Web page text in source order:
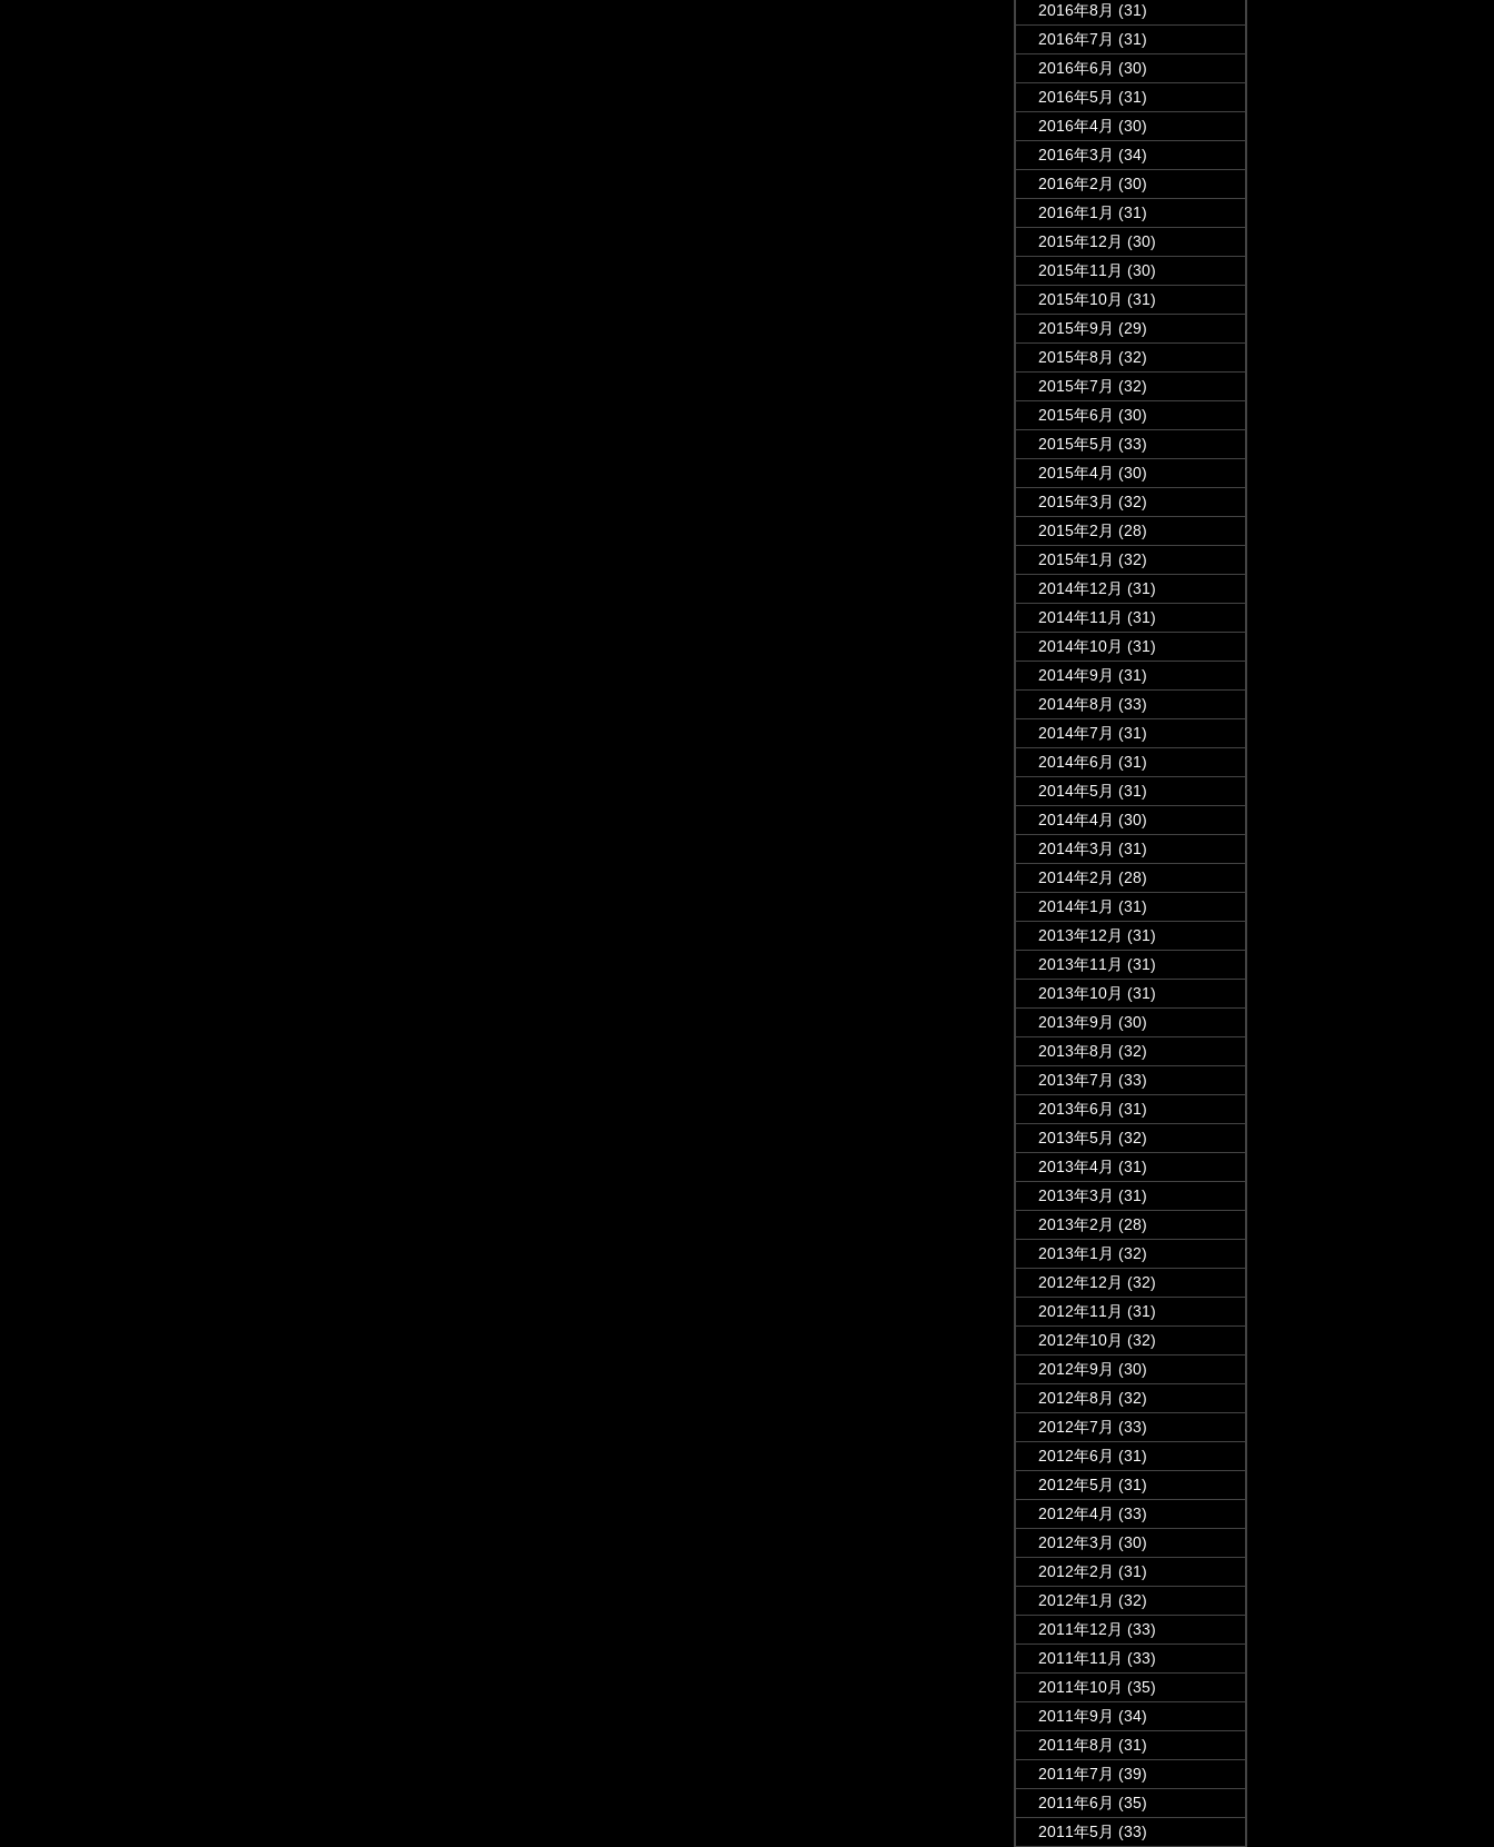
2016年8月 (31)
2016年7月 (31)
2016年6月 (30)
2016年5月 (31)
2016年4月 (30)
2016年3月 (34)
2016年2月 (30)
2016年1月 (31)
2015年12月 (30)
2015年11月 (30)
2015年10月 (31)
2015年9月 (29)
2015年8月 (32)
2015年7月 (32)
2015年6月 (30)
2015年5月 (33)
2015年4月 (30)
2015年3月 (32)
2015年2月 (28)
2015年1月 (32)
2014年12月 (31)
2014年11月 (31)
2014年10月 (31)
2014年9月 (31)
2014年8月 (33)
2014年7月 (31)
2014年6月 (31)
2014年5月 (31)
2014年4月 (30)
2014年3月 (31)
2014年2月 (28)
2014年1月 (31)
2013年12月 (31)
2013年11月 (31)
2013年10月 (31)
2013年9月 (30)
2013年8月 (32)
2013年7月 (33)
2013年6月 (31)
2013年5月 (32)
2013年4月 (31)
2013年3月 (31)
2013年2月 (28)
2013年1月 (32)
2012年12月 (32)
2012年11月 (31)
2012年10月 (32)
2012年9月 (30)
2012年8月 (32)
2012年7月 (33)
2012年6月 (31)
2012年5月 (31)
2012年4月 (33)
2012年3月 (30)
2012年2月 (31)
2012年1月 (32)
2011年12月 (33)
2011年11月 (33)
2011年10月 (35)
2011年9月 (34)
2011年8月 (31)
2011年7月 (39)
2011年6月 (35)
2011年5月 (33)